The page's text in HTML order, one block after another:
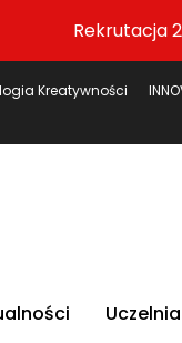
Rekrutacja
Kreatywności
Uczelnia